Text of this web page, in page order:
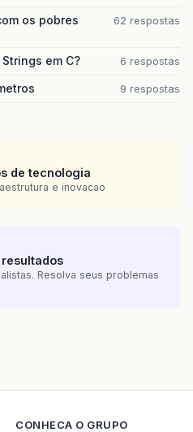
os pobres
62 respostas
em C? 6 respostas
9 respostas
de tecnologia
e inovacao
Resolva seus problemas
CONHECA O GRUPO